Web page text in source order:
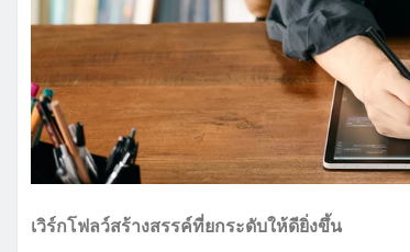
เวิร์กโฟลว์สร้างสรรค์ที่ยกระดับให้ดียิ่งขึ้น